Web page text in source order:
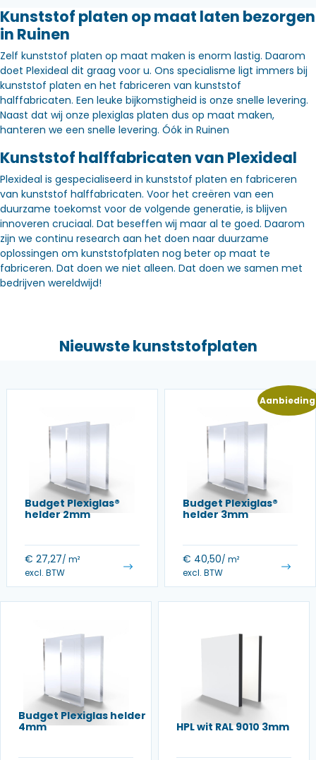
Kunststof platen op maat laten bezorgen
in Ruinen
Zelf kunststof platen op maat maken is enorm lastig. Daarom
doet Plexideal dit graag voor u. Ons specialisme ligt immers bij
kunststof platen en het fabriceren van kunststof
halffabricaten. Een leuke bijkomstigheid is onze snelle levering.
Naast dat wij onze plexiglas platen dus op maat maken,
hanteren we een snelle levering. Óók in Ruinen
Kunststof halffabricaten van Plexideal
Plexideal is gespecialiseerd in kunststof platen en fabriceren
van kunststof halffabricaten. Voor het creëren van een
duurzame toekomst voor de volgende generatie, is blijven
innoveren cruciaal. Dat beseffen wij maar al te goed. Daarom
zijn we continu research aan het doen naar duurzame
oplossingen om kunststofplaten nog beter op maat te
fabriceren. Dat doen we niet alleen. Dat doen we samen met
bedrijven wereldwijd!
Nieuwste kunststofplaten
Budget Plexiglas®
helder 2mm
€ 27,27/ m²
excl. BTW
Budget Plexiglas®
helder 3mm
€ 40,50/ m²
excl. BTW
Budget Plexiglas helder
4mm
HPL wit RAL 9010 3mm